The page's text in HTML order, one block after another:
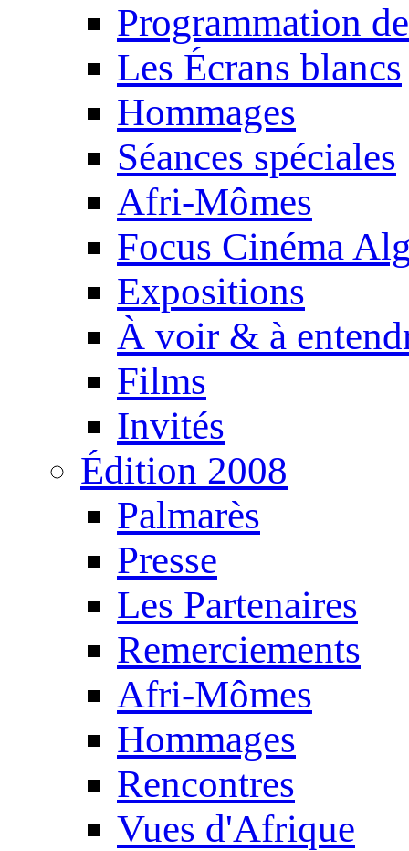
Programmation
Les Écrans blancs
Hommages
Séances spéciales
Afri-Mômes
Focus Cinéma
Expositions
À voir & à
Films
Invités
Édition 2008
Palmarès
Presse
Les Partenaires
Remerciements
Afri-Mômes
Hommages
Rencontres
Vues d'Afrique